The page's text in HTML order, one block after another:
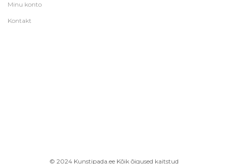
Minu konto
Kontakt
© 2024 Kunstipada.ee Kõik õigused kaitstud